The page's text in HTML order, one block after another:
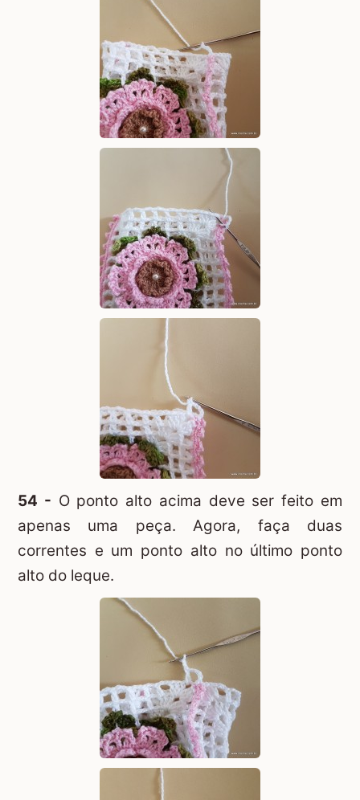
54 - O ponto alto acima deve ser feito em
apenas uma peça. Agora, faça duas
correntes e um ponto alto no último ponto
alto do leque.